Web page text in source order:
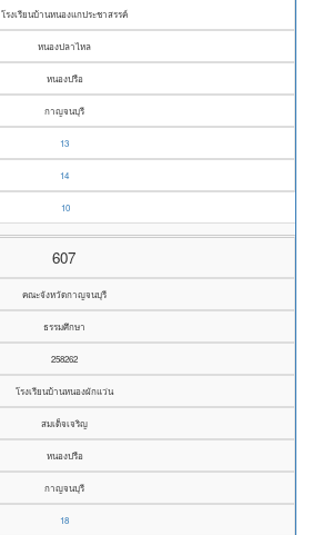
โรงเรียนบ้านหนองแกประชาสรรค์
หนองปลาไหล
หนองปรือ
กาญจนบุรี
13
14
10
607
คณะจังหวัดกาญจนบุรี
ธรรมศึกษา
258262
โรงเรียนบ้านหนองผักแว่น
สมเด็จเจริญ
หนองปรือ
กาญจนบุรี
18